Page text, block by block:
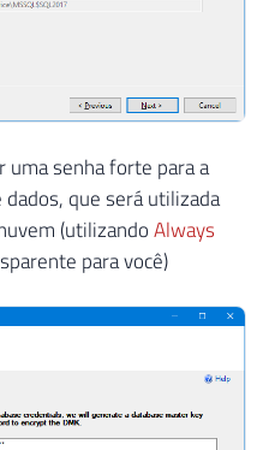
uma senha forte para a
que será utilizada
(utilizandoAlways
para você)